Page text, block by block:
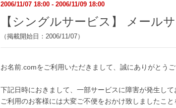
2006/11/07 18:00 - 2006/11/09 18:00
【シングルサービス】 メール
（掲載開始日：2006/11/07）
お名前.comをご利用いただきまして、誠にありがとうご
下記日時におきまして、一部サービスに障害が発生して
ご利用のお客様には大変ご不便をおかけ致しましたこ